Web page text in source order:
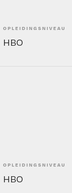
OPLEIDINGSNIVEAU
HBO
OPLEIDINGSNIVEAU
HBO